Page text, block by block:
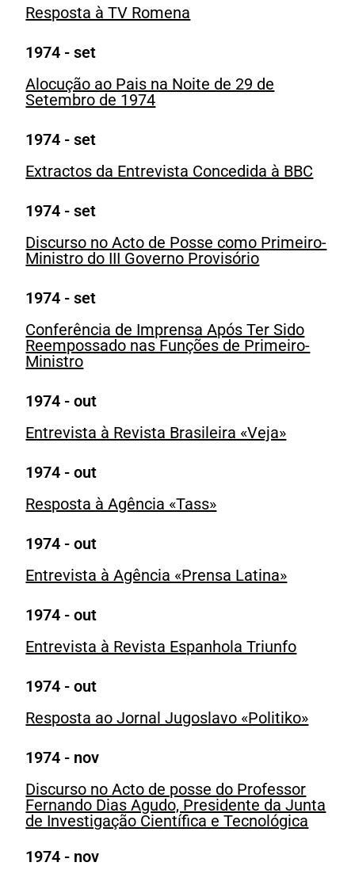
Resposta à TV Romena
1974 - set
Alocução ao Pais na Noite de 29 de
Setembro de 1974
1974 - set
Extractos da Entrevista Concedida à BBC
1974 - set
Discurso no Acto de Posse como Primeiro-
Ministro do III Governo Provisório
1974 - set
Conferência de Imprensa Após Ter Sido
Reempossado nas Funções de Primeiro-
Ministro
1974 - out
Entrevista à Revista Brasileira «Veja»
1974 - out
Resposta à Agência «Tass»
1974 - out
Entrevista à Agência «Prensa Latina»
1974 - out
Entrevista à Revista Espanhola Triunfo
1974 - out
Resposta ao Jornal Jugoslavo «Politiko»
1974 - nov
Discurso no Acto de posse do Professor
Fernando Dias Agudo, Presidente da Junta
de Investigação Científica e Tecnológica
1974 - nov